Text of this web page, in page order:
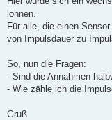
lohnen.
Für alle, die einen
von Impulsdauer zu
So, nun die Fragen:
- Sind die Annahmen
- Wie zähle ich die
Gruß